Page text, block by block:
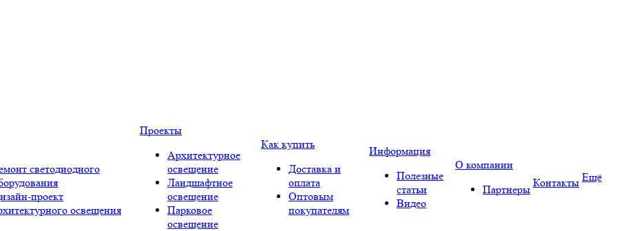
светодиодного
проект
освещения
Проекты
Архитектурное
освещение
Ландшафтное
освещение
Парковое
освещение
Как купить
Доставка и
оплата
Оптовым
покупателям
Информация
Полезные
статьи
Видео
О компании
Партнеры
Контакты Ещё